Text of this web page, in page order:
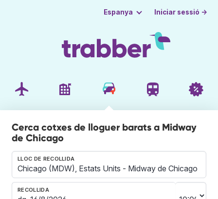
Espanya Iniciar sessió →
Cerca cotxes de lloguer barats a Midway
de Chicago
LLOC DE RECOLLIDA
RECOLLIDA